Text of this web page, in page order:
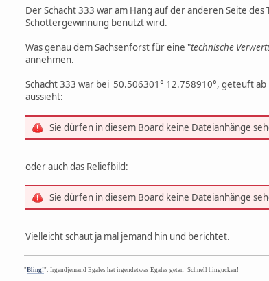
Der Schacht 333 war am Hang auf der anderen Seite des
Schottergewinnung benutzt wird.
Was genau dem Sachsenforst für eine "technische
annehmen.
Schacht 333 war bei 50.506301° 12.758910°, geteuft
aussieht:
Sie dürfen in diesem Board keine Dateianhänge
oder auch das Reliefbild:
Sie dürfen in diesem Board keine Dateianhänge
Vielleicht schaut ja mal jemand hin und berichtet.
"Bling!": Irgendjemand Egales hat irgendetwas Egales getan! Schnell hingucken!